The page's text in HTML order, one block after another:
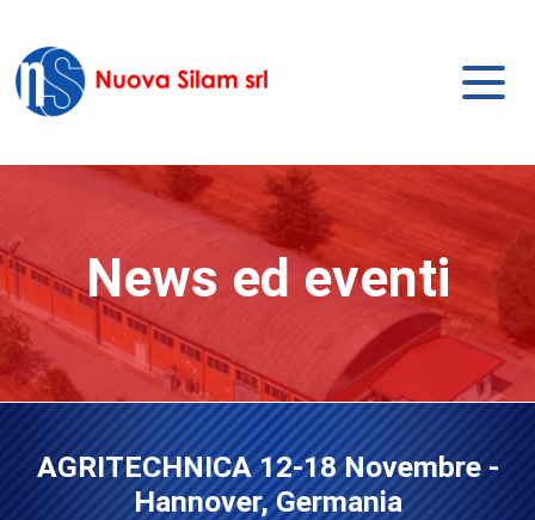
News ed eventi
AGRITECHNICA 12-18 Novembre -
Hannover, Germania